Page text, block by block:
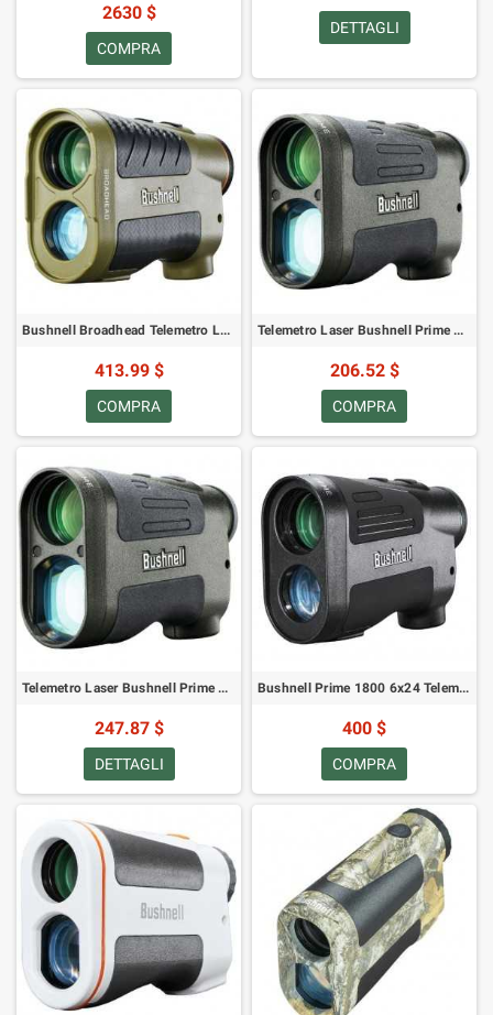
2630 $
COMPRA
DETTAGLI
Bushnell Broadhead Telemetro Laser
413.99 $
COMPRA
Telemetro Laser Bushnell Prime 1300
206.52 $
COMPRA
Telemetro Laser Bushnell Prime 1700
247.87 $
DETTAGLI
Bushnell Prime 1800 6x24 Telemetro Laser
400 $
COMPRA